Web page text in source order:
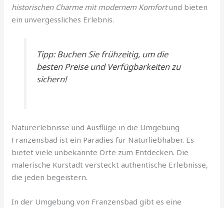
historischen Charme mit modernem Komfortund bieten
ein unvergessliches Erlebnis.
Tipp: Buchen Sie frühzeitig, um die
besten Preise und Verfügbarkeiten zu
sichern!
Naturerlebnisse und Ausflüge in die Umgebung
Franzensbad ist ein Paradies für Naturliebhaber. Es
bietet viele unbekannte Orte zum Entdecken. Die
malerische Kurstadt versteckt authentische Erlebnisse,
die jeden begeistern.
In der Umgebung von Franzensbad gibt es eine